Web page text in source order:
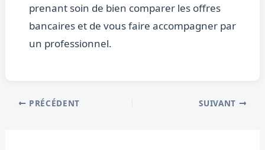
prenant soin de bien comparer les offres
bancaires et de vous faire accompagner par
un professionnel.
PRÉCÉDENT SUIVANT